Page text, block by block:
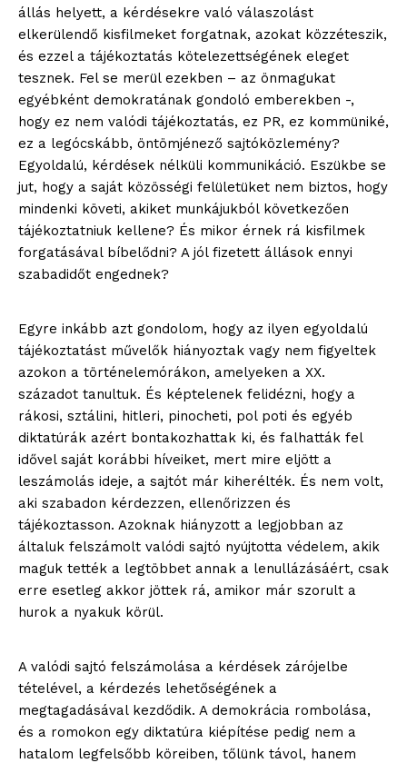
állás helyett, a kérdésekre való válaszolást
elkerülendő kisfilmeket forgatnak, azokat közzéteszik,
és ezzel a tájékoztatás kötelezettségének eleget
tesznek. Fel se merül ezekben – az önmagukat
egyébként demokratának gondoló emberekben -,
hogy ez nem valódi tájékoztatás, ez PR, ez kommüniké,
ez a legócskább, öntömjénező sajtóközlemény?
Egyoldalú, kérdések nélküli kommunikáció. Eszükbe se
jut, hogy a saját közösségi felületüket nem biztos, hogy
mindenki követi, akiket munkájukból következően
tájékoztatniuk kellene? És mikor érnek rá kisfilmek
forgatásával bíbelődni? A jól fizetett állások ennyi
szabadidőt engednek?
Egyre inkább azt gondolom, hogy az ilyen egyoldalú
tájékoztatást művelők hiányoztak vagy nem figyeltek
azokon a történelemórákon, amelyeken a XX.
századot tanultuk. És képtelenek felidézni, hogy a
rákosi, sztálini, hitleri, pinocheti, pol poti és egyéb
diktatúrák azért bontakozhattak ki, és falhatták fel
idővel saját korábbi híveiket, mert mire eljött a
leszámolás ideje, a sajtót már kiherélték. És nem volt,
aki szabadon kérdezzen, ellenőrizzen és
tájékoztasson. Azoknak hiányzott a legjobban az
általuk felszámolt valódi sajtó nyújtotta védelem, akik
maguk tették a legtöbbet annak a lenullázásáért, csak
erre esetleg akkor jöttek rá, amikor már szorult a
hurok a nyakuk körül.
A valódi sajtó felszámolása a kérdések zárójelbe
tételével, a kérdezés lehetőségének a
megtagadásával kezdődik. A demokrácia rombolása,
és a romokon egy diktatúra kiépítése pedig nem a
hatalom legfelsőbb köreiben, tőlünk távol, hanem